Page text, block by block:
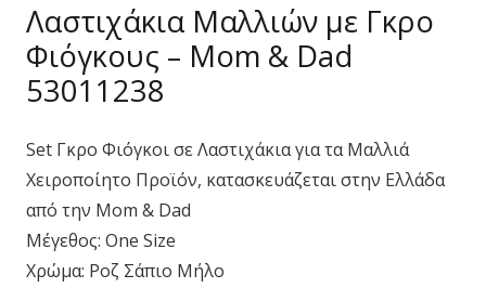
Λαστιχάκια Μαλλιών με Γκρο
Φιόγκους – Mom & Dad
53011238
Set Γκρο Φιόγκοι σε Λαστιχάκια για τα Μαλλιά
Χειροποίητο Προϊόν, κατασκευάζεται στην Ελλάδα
από την Mom & Dad
Μέγεθος: One Size
Χρώμα: Ροζ Σάπιο Μήλο